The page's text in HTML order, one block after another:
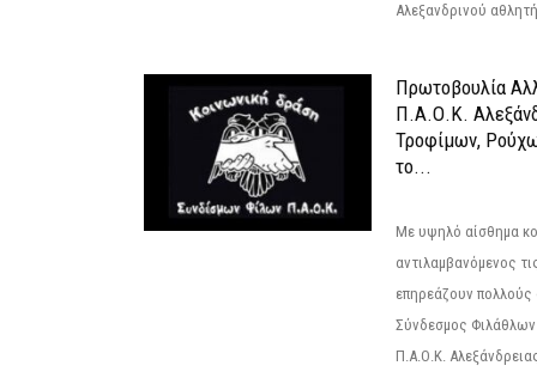
Αλεξανδρινού
Πρωτοβουλία
Π.Α.Ο.Κ.
Τροφίμων,
το...
Με υψηλό αίσθημα
αντιλαμβανόμενος
επηρεάζουν πολλούς
Σύνδεσμος
Π.Α.Ο.Κ.